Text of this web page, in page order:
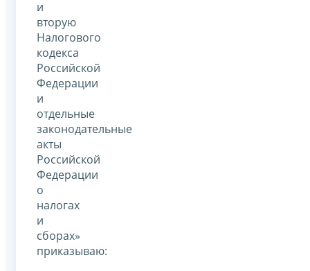
и
вторую
Налогового
кодекса
Российской
Федерации
и
отдельные
законодательные
акты
Российской
Федерации
о
налогах
и
сборах»
приказываю: